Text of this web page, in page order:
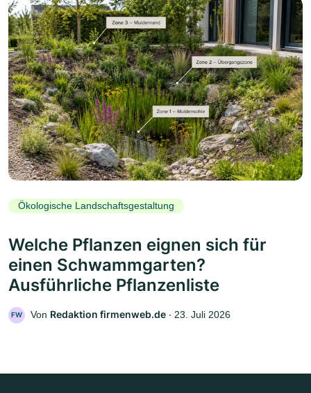
Ökologische Landschaftsgestaltung
Welche Pflanzen eignen sich für
einen Schwammgarten?
Ausführliche Pflanzenliste
FW Von Redaktion firmenweb.de ‧ 23. Juli 2026